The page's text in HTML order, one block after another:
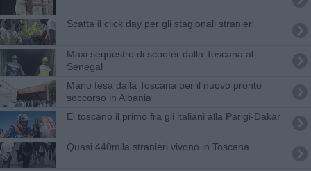
Scatta il click day per gli stagionali stranieri
Maxi sequestro di scooter dalla Toscana al
Senegal
Mano tesa dalla Toscana per il nuovo pronto
soccorso in Albania
E' toscano il primo fra gli italiani alla Parigi-Dakar
Quasi 440mila stranieri vivono in Toscana